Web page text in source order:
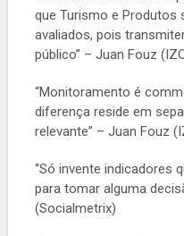
que Turismo e Produtos
avaliados, pois
público” – Juan Fouz
“Monitoramento é
diferença reside em
relevante” – Juan Fouz
“Só invente indicadores
para tomar alguma
(Socialmetrix)